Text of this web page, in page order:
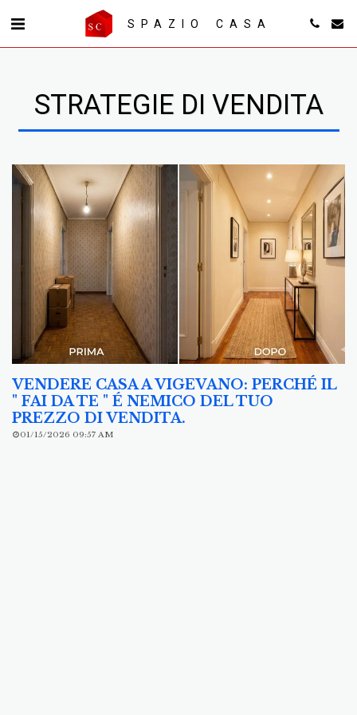
SPAZIO CASA
STRATEGIE DI VENDITA
VENDERE CASA A VIGEVANO: PERCHÉ IL
" FAI DA TE " É NEMICO DEL TUO
PREZZO DI VENDITA.
01/15/2026 09:57 AM